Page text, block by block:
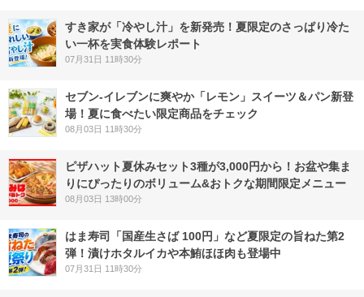
すき家が「冷やし汁」を新発売！夏限定のさっぱり冷た
い一杯を実食体験レポート
07月31日 11時30分
セブン‐イレブンに爽やか「レモン」スイーツ＆パン新登
場！夏に食べたい限定商品をチェック
08月03日 11時30分
ピザハット夏休みセット3種が3,000円から！お盆や集ま
りにぴったりのボリューム&おトクな期間限定メニュー
08月03日 13時00分
はま寿司「国産生さば 100円」など夏限定の旨ねた第2
弾！漬けホタルイカや本鮪ほほ肉も登場中
07月31日 11時30分